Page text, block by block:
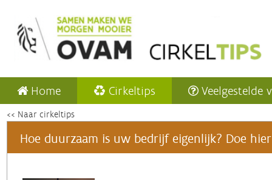
Home Cirkeltips Veelgestelde
<< Naar cirkeltips
Hoe duurzaam is uw bedrijf eigenlijk? Doe